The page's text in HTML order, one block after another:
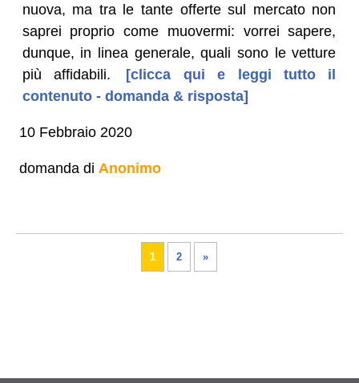
nuova, ma tra le tante offerte sul mercato non
saprei proprio come muovermi: vorrei sapere,
dunque, in linea generale, quali sono le vetture
più affidabili.
[clicca qui e leggi tutto il
contenuto - domanda & risposta]
10 Febbraio 2020
domanda di Anonimo
1 2 »